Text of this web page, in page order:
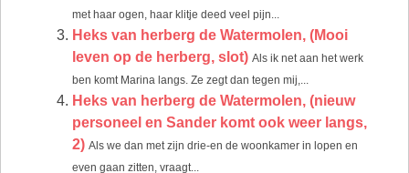
met haar ogen, haar klitje deed veel pijn...
Heks van herberg de Watermolen, (Mooi
leven op de herberg, slot) Als ik net aan het werk
ben komt Marina langs. Ze zegt dan tegen mij,...
Heks van herberg de Watermolen, (nieuw
personeel en Sander komt ook weer langs,
2) Als we dan met zijn drie-en de woonkamer in lopen en
even gaan zitten, vraagt...